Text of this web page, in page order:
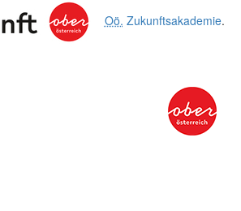
Oö. Zukunftsakademie.